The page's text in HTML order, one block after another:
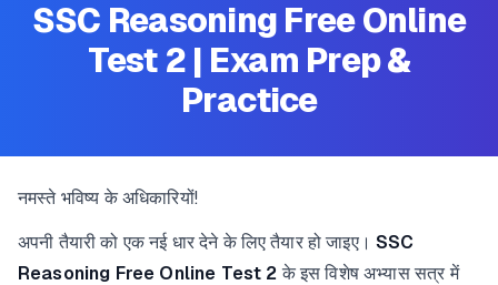
SSC Reasoning Free Online
Test 2 | Exam Prep &
Practice
नमस्ते भविष्य के अधिकारियों!
अपनी तैयारी को एक नई धार देने के लिए तैयार हो जाइए।SSC
Reasoning Free Online Test 2 के इस विशेष अभ्यास सत्र में